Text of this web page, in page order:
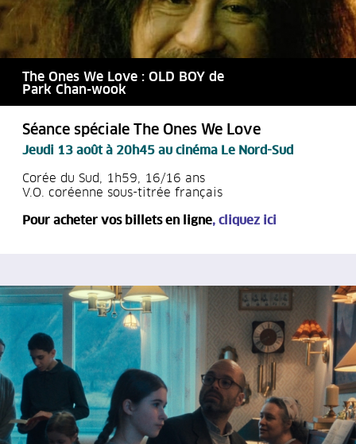
The Ones We Love : OLD BOY de
Park Chan-wook
Séance spéciale The Ones We Love
Jeudi 13 août à 20h45 au cinéma Le Nord-Sud
Corée du Sud, 1h59, 16/16 ans
V.O. coréenne sous-titrée français
Pour acheter vos billets en ligne, cliquez ici